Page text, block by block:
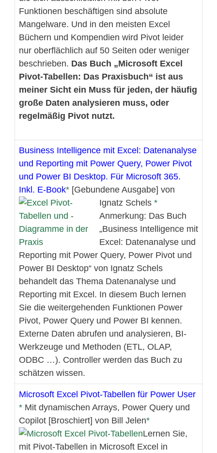
Funktionen beschäftigen sind absolute
Mangelware. Und in den meisten Excel
Büchern und Kompendien wird Pivot leider
nur oberflächlich auf 50 Seiten oder weniger
beschrieben. Das Buch „Microsoft Excel
Pivot-Tabellen: Das Praxisbuch“ ist aus
meiner Sicht ein Muss für jeden, der häufig
große Daten analysieren muss, oder
regelmäßig Pivot nutzt.
Business Intelligence mit Excel: Datenanalyse
und Reporting mit Power Query, Power Pivot
und Power BI Desktop. Für Microsoft 365.
Inkl. E-Book
[Gebundene Ausgabe] von
Ignatz Schels
Anmerkung: Das Buch
„Business Intelligence mit
Excel: Datenanalyse und
Reporting mit Power Query, Power Pivot und
Power BI Desktop“ von Ignatz Schels
behandelt das Thema Datenanalyse und
Reporting mit Excel. In diesem Buch lernen
Sie die weitergehenden Funktionen Power
Pivot, Power Query und Power BI kennen.
Externe Daten abrufen und analysieren, BI-
Werkzeuge und Methoden (ETL, OLAP,
ODBC …). Controller werden das Buch zu
schätzen wissen.
Microsoft Excel Pivot-Tabellen für Power User
Mit dynamischen Arrays, Power Query und
Copilot [Broschiert] von Bill Jelen
Lernen Sie,
mit Pivot-Tabellen in Microsoft Excel in